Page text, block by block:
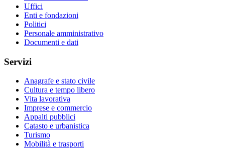
Uffici
Enti e fondazioni
Politici
Personale amministrativo
Documenti e dati
Servizi
Anagrafe e stato civile
Cultura e tempo libero
Vita lavorativa
Imprese e commercio
Appalti pubblici
Catasto e urbanistica
Turismo
Mobilità e trasporti